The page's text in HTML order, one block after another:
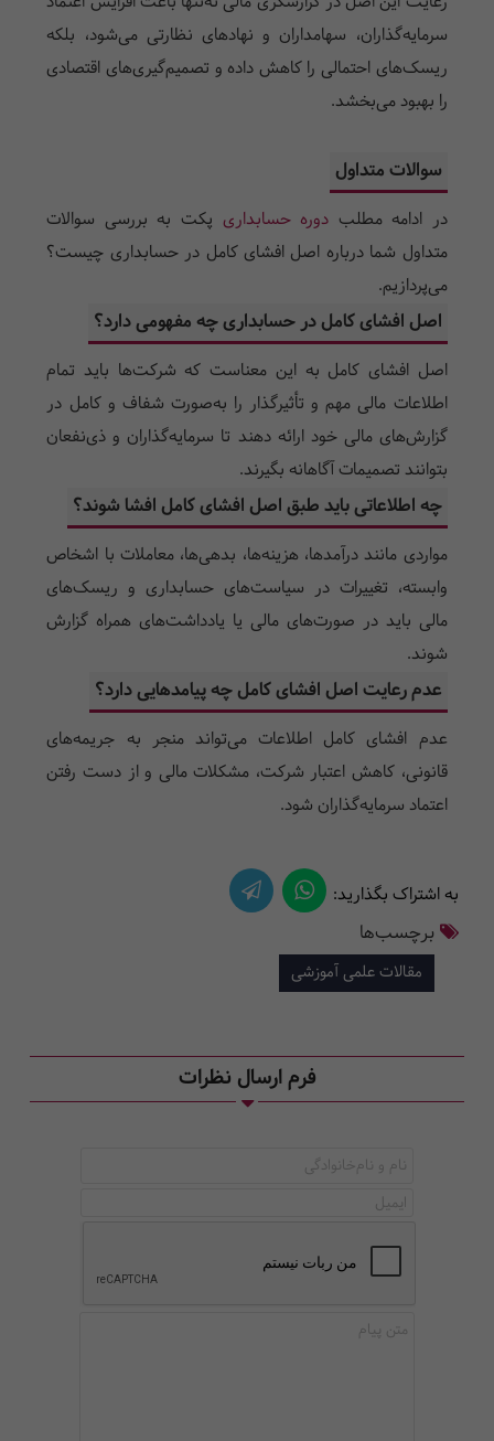
سرمایه‌گذاران، سهامداران و نهادهای نظارتی می‌شود، بلکه
ریسک‌های احتمالی را کاهش داده و تصمیم‌گیری‌های اقتصادی
را بهبود می‌بخشد.
سوالات متداول
در ادامه مطلب دوره حسابداری پکت به بررسی سوالات
متداول شما درباره اصل افشای کامل در حسابداری چیست؟
می‌پردازیم.
اصل افشای کامل در حسابداری چه مفهومی دارد؟
اصل افشای کامل به این معناست که شرکت‌ها باید تمام
اطلاعات مالی مهم و تأثیرگذار را به‌صورت شفاف و کامل در
گزارش‌های مالی خود ارائه دهند تا سرمایه‌گذاران و ذی‌نفعان
بتوانند تصمیمات آگاهانه بگیرند.
چه اطلاعاتی باید طبق اصل افشای کامل افشا شوند؟
مواردی مانند درآمدها، هزینه‌ها، بدهی‌ها، معاملات با اشخاص
وابسته، تغییرات در سیاست‌های حسابداری و ریسک‌های
مالی باید در صورت‌های مالی یا یادداشت‌های همراه گزارش
شوند.
عدم رعایت اصل افشای کامل چه پیامدهایی دارد؟
عدم افشای کامل اطلاعات می‌تواند منجر به جریمه‌های
قانونی، کاهش اعتبار شرکت، مشکلات مالی و از دست رفتن
اعتماد سرمایه‌گذاران شود.
به اشتراک بگذارید:
برچسب‌ها
مقالات علمی آموزشی
فرم ارسال نظرات